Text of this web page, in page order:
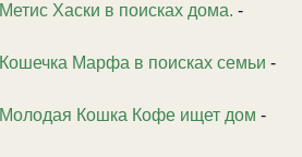
Метис Хаски в поисках дома. -
Кошечка Марфа в поисках семьи -
Молодая Кошка Кофе ищет дом -